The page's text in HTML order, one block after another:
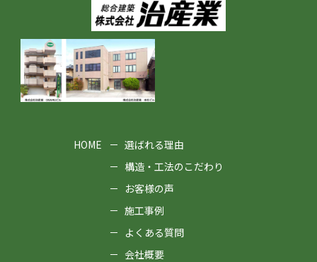
HOME
選ばれる理由
構造・工法のこだわり
お客様の声
施工事例
よくある質問
会社概要